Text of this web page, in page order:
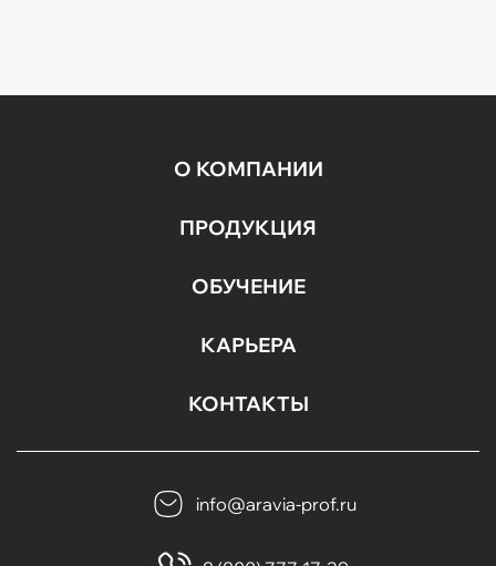
О КОМПАНИИ
ПРОДУКЦИЯ
ОБУЧЕНИЕ
КАРЬЕРА
КОНТАКТЫ
info@aravia-prof.ru